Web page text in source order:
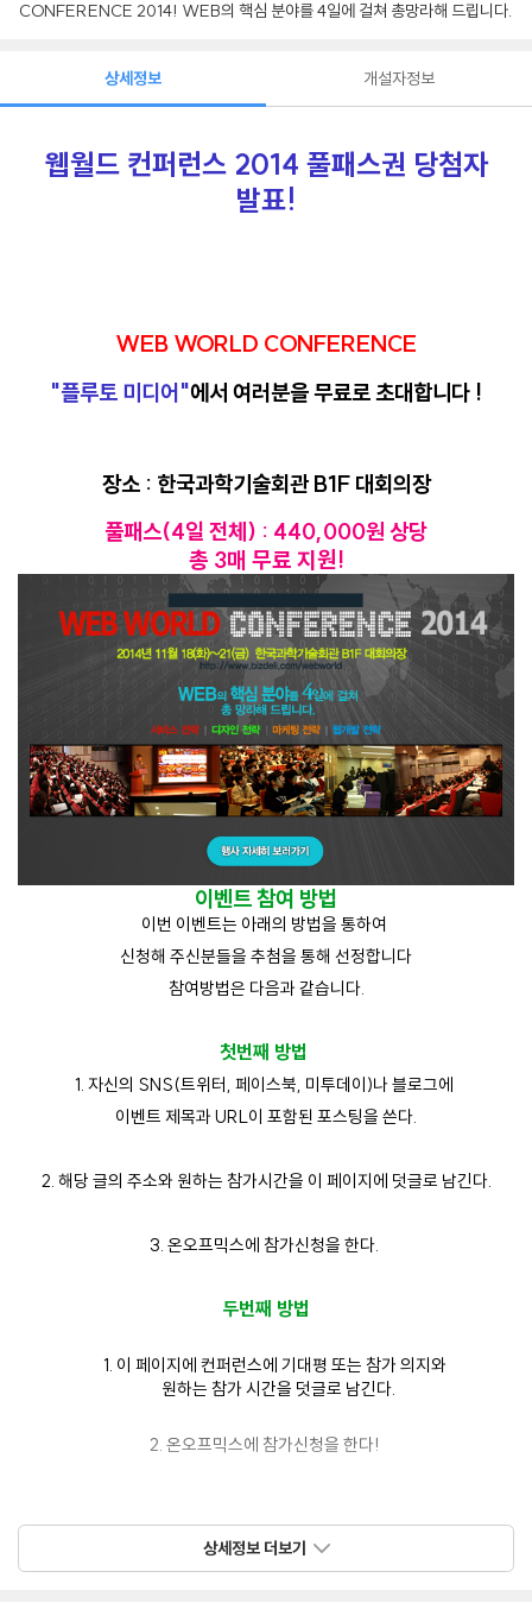
CONFERENCE 2014! WEB의 핵심 분야를 4일에 걸쳐 총망라해 드립니다.
상세정보
웹월드 컨퍼런스 2014 풀패스권 당첨자
발표!
WEB WORLD CONFERENCE
"플루토 미디어"에서 여러분을 무료로 초대합니다 !
장소 : 한국과학기술회관 B1F 대회의장
풀패스(4일 전체) : 440,000원 상당
총 3매 무료 지원!
이벤트 참여 방법
이번 이벤트는 아래의 방법을 통하여
신청해 주신분들을 추첨을 통해 선정합니다
참여방법은 다음과 같습니다.
첫번째 방법
1. 자신의 SNS(트위터, 페이스북, 미투데이)나 블로그에
이벤트 제목과URL이 포함된 포스팅을 쓴다.
2. 해당 글의 주소와 원하는 참가시간을 이 페이지에 덧글로 남긴다.
3. 온오프믹스에 참가신청을 한다.
두번째 방법
1. 이 페이지에 컨퍼런스에 기대평 또는 참가 의지와
원하는 참가 시간을 덧글로 남긴다.
2. 온오프믹스에 참가신청을 한다!
월11오후 1시30 분에 마감 하며
상세정보 더보기
개설자정보